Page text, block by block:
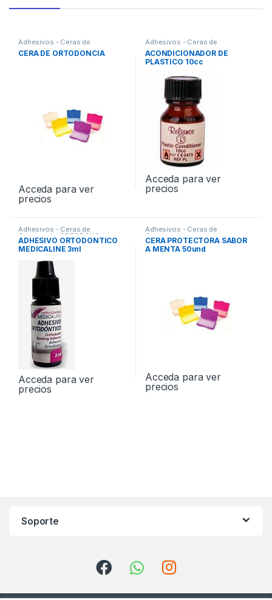
Adhesivos - Ceras de
CERA DE ORTODONCIA
Acceda para ver
precios
Adhesivos - Ceras de
ACONDICIONADOR DE
PLASTICO 10cc
Acceda para ver
precios
Adhesivos - Ceras de
Ortodoncia, ORTODONCIA
ADHESIVO ORTODONTICO
MEDICALINE 3ml
Acceda para ver
precios
Adhesivos - Ceras de
Ortodoncia
CERA PROTECTORA SABOR
A MENTA 50und
Acceda para ver
precios
Soporte